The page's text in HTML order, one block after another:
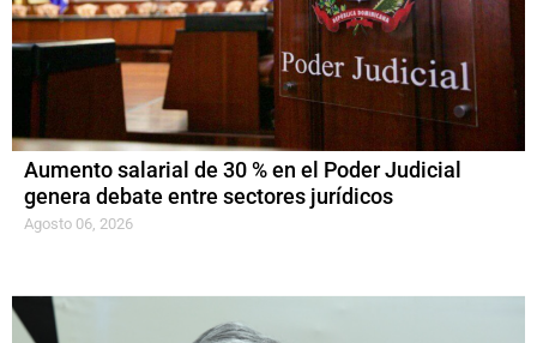
Aumento salarial de 30 % en el Poder Judicial
genera debate entre sectores jurídicos
Agosto 06, 2026